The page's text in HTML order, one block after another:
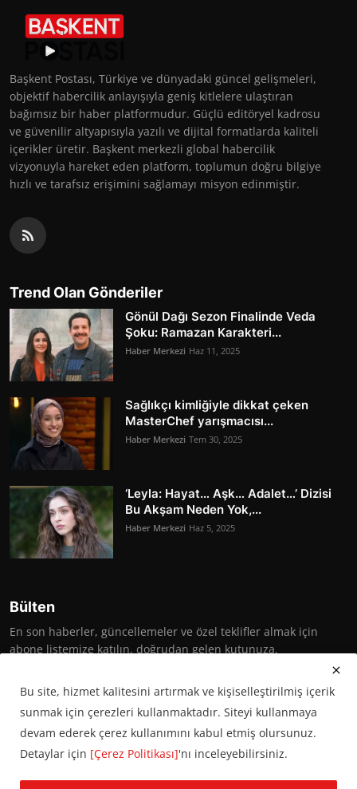
Başkent Postası, Türkiye ve dünyadaki güncel gelişmeleri,
objektif habercilik anlayışıyla geniş kitlelere ulaştıran
bağımsız bir haber platformudur. Güçlü editöryel kadrosu
ve güvenilir altyapısıyla yazılı ve dijital formatlarda kaliteli
içerikler üretir. Başkent merkezli global habercilik
vizyonuyla hareket eden platform, toplumun doğru bilgiye
hızlı ve tarafsız erişimini sağlamayı misyon edinmiştir.
Trend Olan Gönderiler
Gönül Dağı Sezon Finalinde Veda
Şoku: Ramazan Karakteri...
Haber Merkezi Haz 11, 2025
Sağlıkçı kimliğiyle dikkat çeken
MasterChef yarışmacısı...
Haber Merkezi Tem 30, 2025
‘Leyla: Hayat… Aşk… Adalet…’ Dizisi
Bu Akşam Neden Yok,...
Haber Merkezi Haz 5, 2025
Bülten
En son haberler, güncellemeler ve özel teklifler almak için
abone listemize katılın, doğrudan gelen kutunuza.
Abone Ol
Bu site, hizmet kalitesini artırmak ve kişiselleştirilmiş içerik
sunmak için çerezleri kullanmaktadır. Siteyi kullanmaya
devam ederek çerez kullanımını kabul etmiş olursunuz.
Detaylar için [Çerez Politikası]'nı inceleyebilirsiniz.